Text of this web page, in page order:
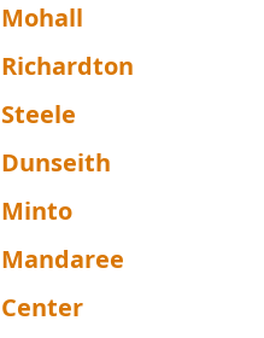
Mohall
Richardton
Steele
Dunseith
Minto
Mandaree
Center